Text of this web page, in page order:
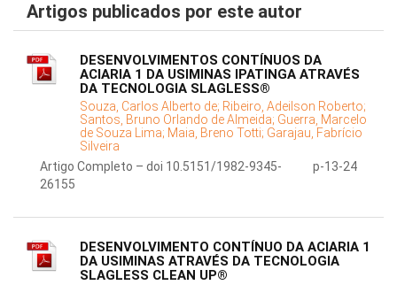
Artigos publicados por este autor
DESENVOLVIMENTOS CONTÍNUOS DA
ACIARIA 1 DA USIMINAS IPATINGA ATRAVÉS
DA TECNOLOGIA SLAGLESS®
Souza, Carlos Alberto de; Ribeiro, Adeilson Roberto;
Santos, Bruno Orlando de Almeida; Guerra, Marcelo
de Souza Lima; Maia, Breno Totti; Garajau, Fabrício
Silveira
Artigo Completo – doi 10.5151/1982-9345-
26155
p-13-24
DESENVOLVIMENTO CONTÍNUO DA ACIARIA 1
DA USIMINAS ATRAVÉS DA TECNOLOGIA
SLAGLESS CLEAN UP®